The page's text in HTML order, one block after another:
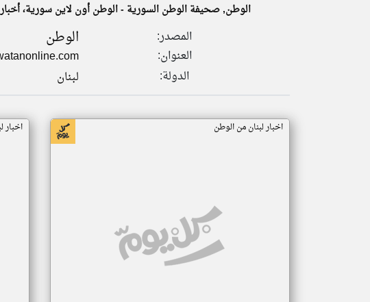
الوطن, صحيفة الوطن السورية - الوطن أون لاين سورية، أخبار
المصدر: الوطن
العنوان:
الدولة:
لبنان
اخبار لبنان من الوطن اخبار